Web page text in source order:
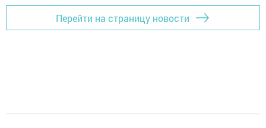
Перейти на страницу новости